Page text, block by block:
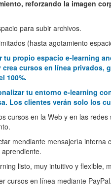
reforzando la imagen
para subir archivos.
(hasta agotamiento
tu propio espacio e-learning
crea cursos en línea privados,
100%.
tu entorno e-learning
Los clientes verán solo los
cursos en la Web y en las redes
mendiante mensajerìa interna
listo, muy intuitivo y flexible,
cursos en línea mediante PayPal.